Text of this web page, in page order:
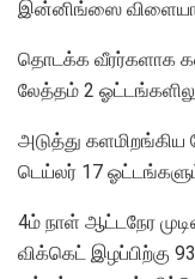
இன்னிங்ஸை
தொடக்க வீரர்களாக
லேத்தம் 2
அடுத்து
டெய்லர் 17
4ம் நாள் ஆட்டநேர
விக்கெட் இழப்பிற்கு